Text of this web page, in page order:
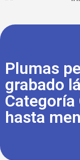
Plumas
grabado
hasta